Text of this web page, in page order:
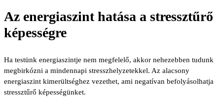
Az energiaszint hatása a stressztűrő
képességre
Ha testünk energiaszintje nem megfelelő, akkor nehezebben tudunk
megbirkózni a mindennapi stresszhelyzetekkel. Az alacsony
energiaszint kimerültséghez vezethet, ami negatívan befolyásolhatja
stressztűrő képességünket.